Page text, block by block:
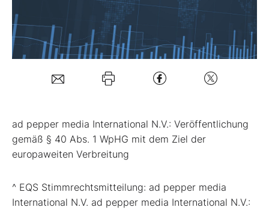
Mein Konto
Folgen Sie uns
Kontakt
ad pepper media International N.V.: Veröffentlichung
gemäß § 40 Abs. 1 WpHG mit dem Ziel der
europaweiten Verbreitung
^ EQS Stimmrechtsmitteilung: ad pepper media
International N.V. ad pepper media International N.V.: